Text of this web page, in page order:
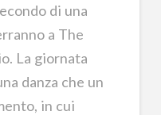
di una
a The
La giornata
danza che un
in cui